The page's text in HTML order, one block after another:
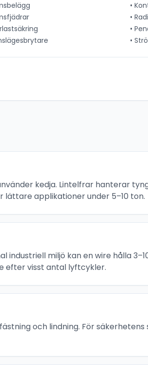
•
•
•
•
kedja. Lintelfrar hanterar
applikationer under 5–10 ton.
miljö kan en wire hålla
efter visst antal lyftcykler.
och lindning. För